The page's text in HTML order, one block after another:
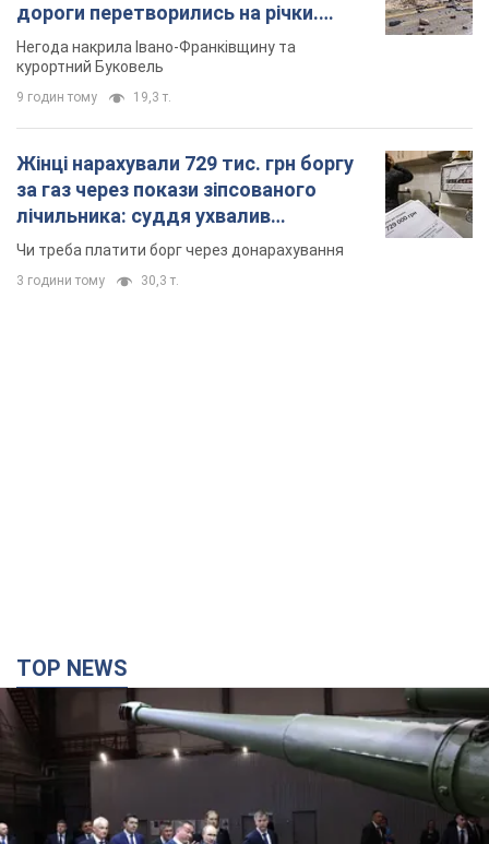
дороги перетворились на річки.
Відео
Негода накрила Івано-Франківщину та
курортний Буковель
9 годин тому 19,3 т.
Жінці нарахували 729 тис. грн боргу
за газ через покази зіпсованого
лічильника: суддя ухвалив
неочікуване рішення
Чи треба платити борг через донарахування
3 години тому 30,3 т.
TOP NEWS